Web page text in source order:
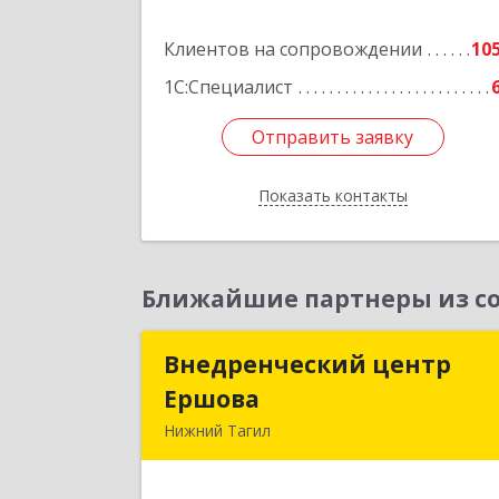
Клиентов на сопровождении
1С:Специалист
Отправить заявку
Показать контакты
Отправить заявку
Назад
Ближайшие партнеры из
Внедренческий центр
Ершова
Нижний Тагил
Внедренческий центр